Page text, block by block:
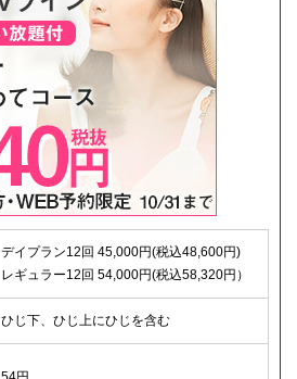
デイプラン12回 45,000円(税込48,600円)
レギュラー12回 54,000円(税込58,320円）
ひじ下、ひじ上にひじを含む